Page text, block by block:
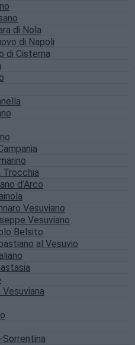
di Nola
di Napoli
di Cisterna
Trocchia
d’Arco
Vesuviano
Vesuviano
Belsito
al Vesuvio
Vesuviana
Sorrentina